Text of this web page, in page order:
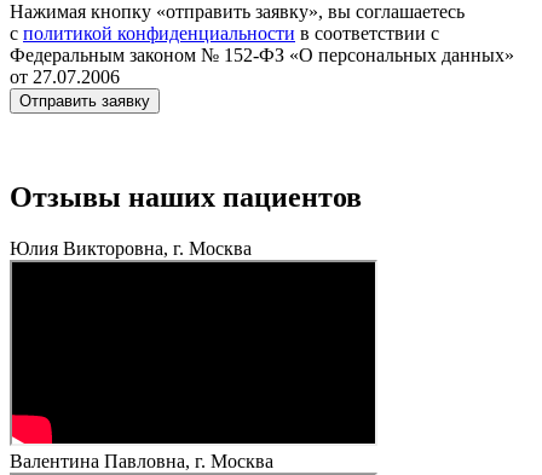
Нажимая кнопку «отправить заявку», вы соглашаетесь
с политикой конфиденциальности в соответствии с
Федеральным законом № 152‑ФЗ «О персональных данных»
от 27.07.2006
Отзывы наших пациентов
Юлия Викторовна, г. Москва
Валентина Павловна, г. Москва